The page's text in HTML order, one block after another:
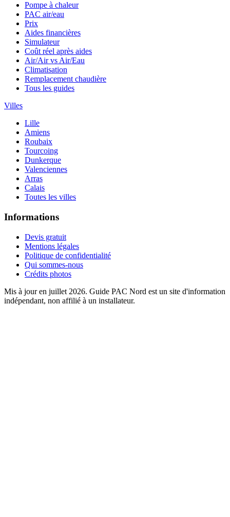
Pompe à chaleur
PAC air/eau
Prix
Aides financières
Simulateur
Coût réel après aides
Air/Air vs Air/Eau
Climatisation
Remplacement chaudière
Tous les guides
Villes
Lille
Amiens
Roubaix
Tourcoing
Dunkerque
Valenciennes
Arras
Calais
Toutes les villes
Informations
Devis gratuit
Mentions légales
Politique de confidentialité
Qui sommes-nous
Crédits photos
Mis à jour en juillet 2026. Guide PAC Nord est un site d'information
indépendant, non affilié à un installateur.